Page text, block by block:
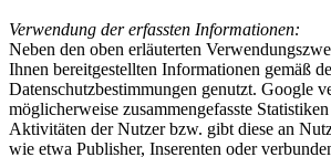
Verwendung der erfassten Informationen:
Neben den oben erläuterten
Ihnen bereitgestellten Informationen gemäß
Datenschutzbestimmungen genutzt. Google
möglicherweise zusammengefasste
Aktivitäten der Nutzer bzw. gibt diese an
wie etwa Publisher, Inserenten oder